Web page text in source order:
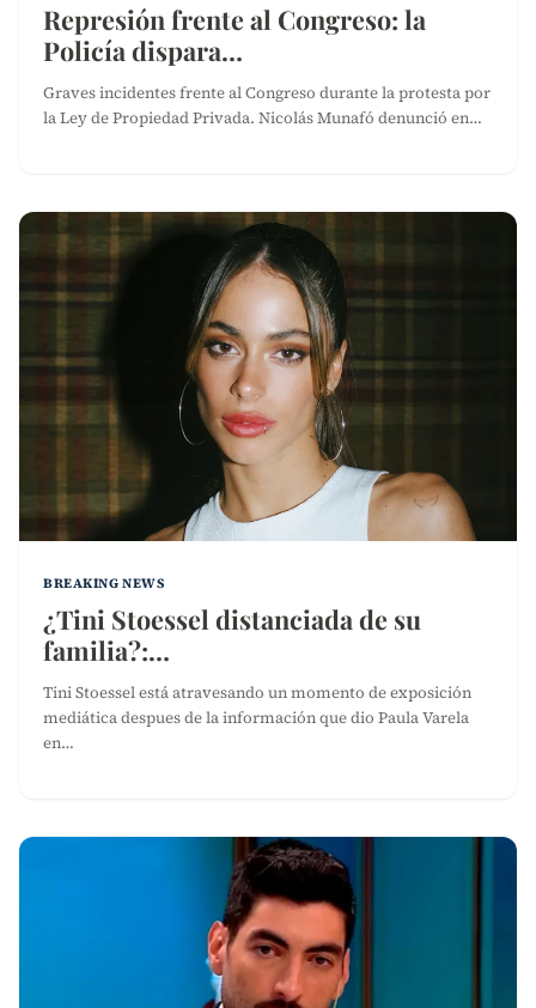
Represión frente al Congreso: la
Policía dispara…
Graves incidentes frente al Congreso durante la protesta por
la Ley de Propiedad Privada. Nicolás Munafó denunció en…
BREAKING NEWS
¿Tini Stoessel distanciada de su
familia?:…
Tini Stoessel está atravesando un momento de exposición
mediática despues de la información que dio Paula Varela
en…